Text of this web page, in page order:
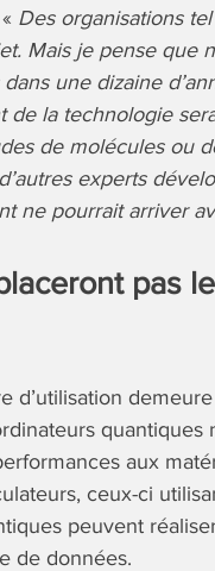
Des organisations
Mais je pense que
une dizaine
la technologie
de molécules ou
experts
ne pourrait arriver
pas
d’utilisation
quantiques
aux
ceux-ci
peuvent
de données.